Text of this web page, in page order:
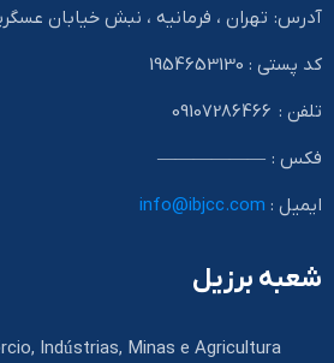
آدرس: تهران ، فرمانیه ، نبش خیابان
کد پستی : 1954653130
تلفن : 09107286466
فکس : ——————
ایمیل : info@ibjcc.com
شعبه برزیل
Indústrias, Minas e Agricultura